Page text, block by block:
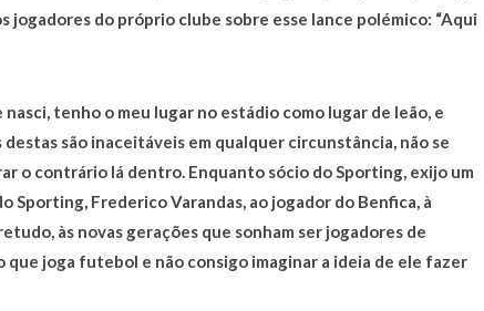
do próprio clube sobre esse lance polémico: “Aqui
tenho o meu lugar no estádio como lugar de leão, e
são inaceitáveis em qualquer circunstância, não se
o contrário lá dentro. Enquanto sócio do Sporting, exijo um
Sporting, Frederico Varandas, ao jogador do Benfica, à
às novas gerações que sonham ser jogadores de
joga futebol e não consigo imaginar a ideia de ele fazer